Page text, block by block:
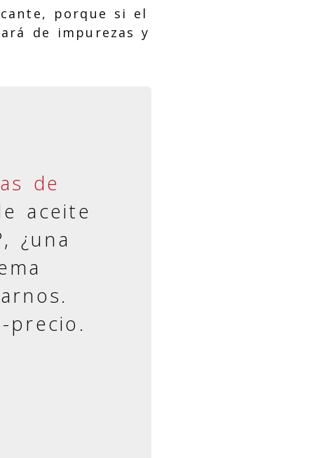
porque si el
de impurezas y
de
aceite
¿una
precio.